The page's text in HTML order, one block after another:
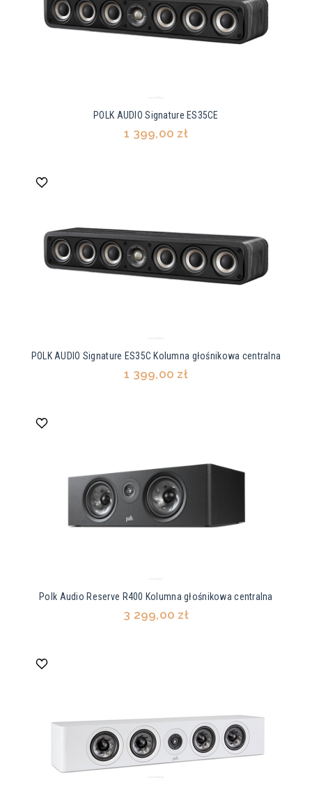
POLK AUDIO Signature ES35CE
1 399,00 zł
POLK AUDIO Signature ES35C Kolumna głośnikowa centralna
1 399,00 zł
Polk Audio Reserve R400 Kolumna głośnikowa centralna
3 299,00 zł